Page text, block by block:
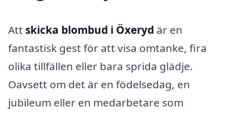
Att skicka blombud i Öxeryd är en
fantastisk gest för att visa omtanke, fira
olika tillfällen eller bara sprida glädje.
Oavsett om det är en födelsedag, en
jubileum eller en medarbetare som